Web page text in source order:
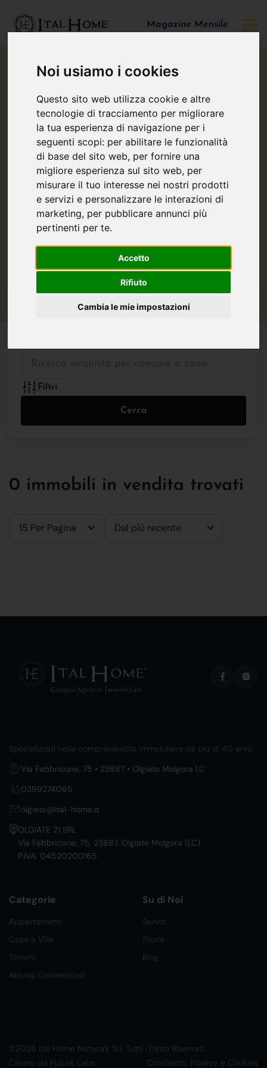
Noi usiamo i cookies
Questo sito web utilizza cookie e altre
tecnologie di tracciamento per migliorare
la tua esperienza di navigazione per i
seguenti scopi: per abilitare le funzionalità
di base del sito web, per fornire una
migliore esperienza sul sito web, per
misurare il tuo interesse nei nostri prodotti
e servizi e personalizzare le interazioni di
marketing, per pubblicare annunci più
pertinenti per te.
Accetto
Rifiuto
Cambia le mie impostazioni
Magazine Mensile
Filtri
Cerca
0 immobili in vendita trovati
15 Per Pagina Dal più recente
Specializzati nella compravendita immobiliare da più di 40 anni.
Via Fabbricone, 75 • 23887 • Olgiate Molgora LC
0399274065
olgiate@ital-home.it
OLGIATE 21 SRL
Via Fabbricone, 75, 23887, Olgiate Molgora (LC)
P.IVA: 04520200165
Categorie
Appartamenti
Case e Ville
Terreni
Attività Commerciali
Su di Noi
Servizi
Storia
Blog
©2026 Ital Home Network Srl. Tutti i Diritti Riservati.
Creato da Future Labs
Condizioni, Privacy e Cookies